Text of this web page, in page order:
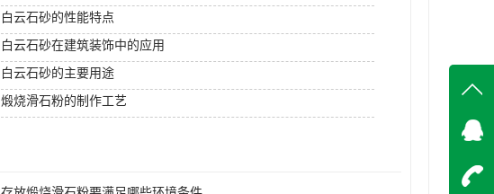
白云石砂的性能特点
白云石砂在建筑装饰中的应用
白云石砂的主要用途
煅烧滑石粉的制作工艺